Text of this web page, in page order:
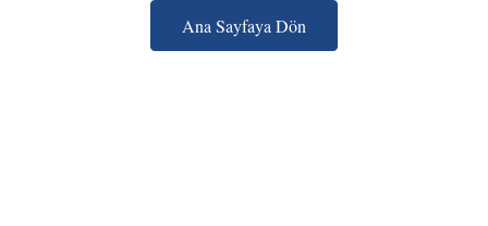
Ana Sayfaya Dön